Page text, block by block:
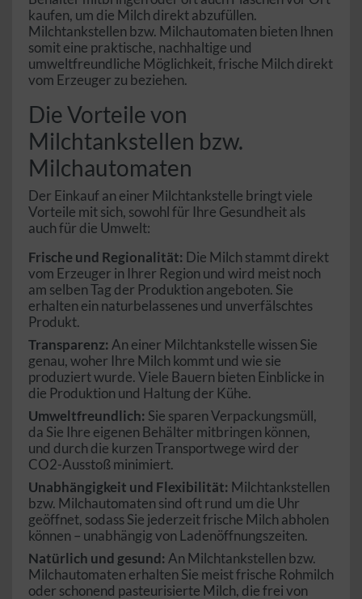
kaufen, um die Milch direkt abzufüllen.
Milchtankstellen bzw. Milchautomaten bieten Ihnen
somit eine praktische, nachhaltige und
umweltfreundliche Möglichkeit, frische Milch direkt
vom Erzeuger zu beziehen.
Die Vorteile von
Milchtankstellen bzw.
Milchautomaten
Der Einkauf an einer Milchtankstelle bringt viele
Vorteile mit sich, sowohl für Ihre Gesundheit als
auch für die Umwelt:
Frische und Regionalität: Die Milch stammt direkt
vom Erzeuger in Ihrer Region und wird meist noch
am selben Tag der Produktion angeboten. Sie
erhalten ein naturbelassenes und unverfälschtes
Produkt.
Transparenz: An einer Milchtankstelle wissen Sie
genau, woher Ihre Milch kommt und wie sie
produziert wurde. Viele Bauern bieten Einblicke in
die Produktion und Haltung der Kühe.
Umweltfreundlich: Sie sparen Verpackungsmüll,
da Sie Ihre eigenen Behälter mitbringen können,
und durch die kurzen Transportwege wird der
CO2-Ausstoß minimiert.
Unabhängigkeit und Flexibilität: Milchtankstellen
bzw. Milchautomaten sind oft rund um die Uhr
geöffnet, sodass Sie jederzeit frische Milch abholen
können – unabhängig von Ladenöffnungszeiten.
Natürlich und gesund: An Milchtankstellen bzw.
Milchautomaten erhalten Sie meist frische Rohmilch
oder schonend pasteurisierte Milch, die frei von